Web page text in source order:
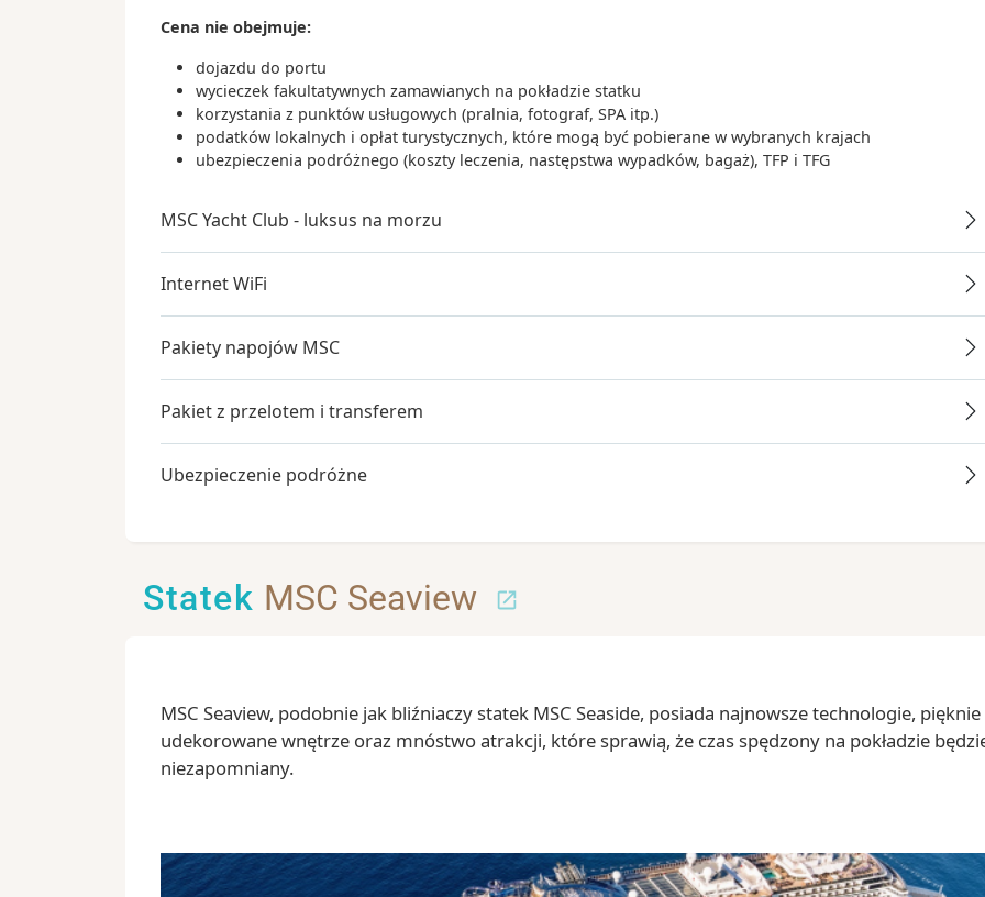
Cena nie obejmuje:
dojazdu do portu
wycieczek fakultatywnych zamawianych na pokładzie statku
korzystania z punktów usługowych (pralnia, fotograf, SPA itp.)
podatków lokalnych i opłat turystycznych, które mogą być pobierane w wybranych krajach
ubezpieczenia podróżnego (koszty leczenia, następstwa wypadków, bagaż), TFP i TFG
MSC Yacht Club - luksus na morzu
Internet WiFi
Pakiety napojów MSC
Pakiet z przelotem i transferem
Ubezpieczenie podróżne
Statek MSC Seaview
MSC Seaview, podobnie jak bliźniaczy statek MSC Seaside, posiada najnowsze technologie, pięknie
udekorowane wnętrze oraz mnóstwo atrakcji, które sprawią, że czas spędzony na pokładzie
niezapomniany.